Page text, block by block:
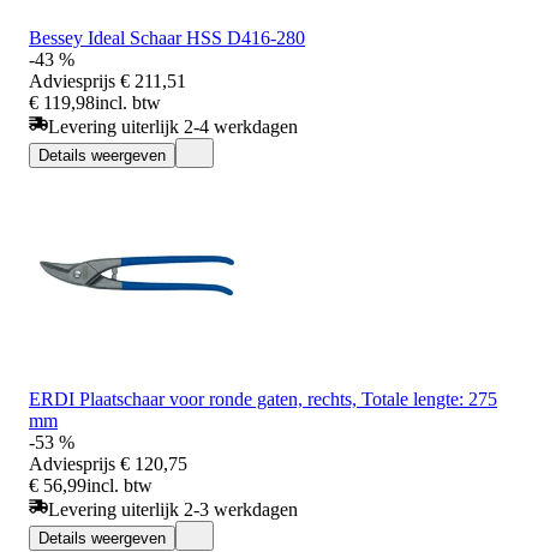
Bessey Ideal Schaar HSS D416-280
-43 %
Adviesprijs € 211,51
€ 119,98incl. btw
Levering uiterlijk 2-4 werkdagen
Details weergeven
ERDI Plaatschaar voor ronde gaten, rechts, Totale lengte: 275
mm
-53 %
Adviesprijs € 120,75
€ 56,99incl. btw
Levering uiterlijk 2-3 werkdagen
Details weergeven